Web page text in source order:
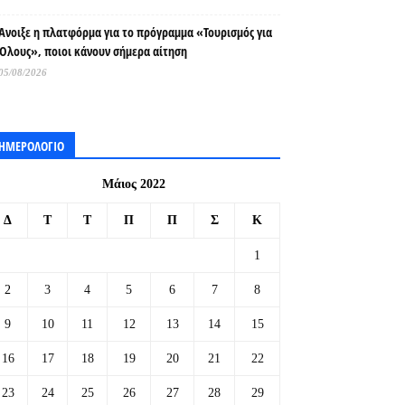
η πλατφόρμα για το πρόγραμμα «Τουρισμός για
ποιοι κάνουν σήμερα αίτηση
08/2026
Μάιος 2022
Δ Τ Τ Π Π Σ Κ
1
2 3 4 5 6 7 8
9 10 11 12 13 14 15
16 17 18 19 20 21 22
23 24 25 26 27 28 29